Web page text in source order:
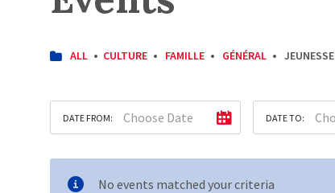
CATEGORIES:
ALL CULTURE FAMILLE GÉNÉRAL JEUNESSE
DATE FROM: DATE TO:
No events matched your criteria